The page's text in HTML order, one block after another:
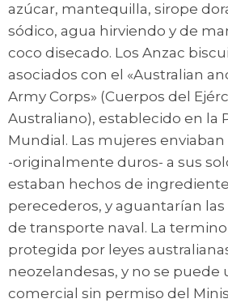
azúcar, mantequilla, sirope
sódico, agua hirviendo y de
coco disecado. Los Anzac
asociados con el «Australian
Army Corps» (Cuerpos del
Australiano), establecido en la
Mundial. Las mujeres
-originalmente duros- a sus
estaban hechos de
perecederos, y aguantarían
de transporte naval. La
protegida por leyes
neozelandesas, y no se puede
comercial sin permiso del